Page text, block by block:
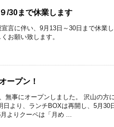
/30まで休業します
言に伴い、9月13日～30日まで休業
お願い致します。
ープン！
無事にオープンしました。 沢山の方
日より、ランチBOXは再開し、5月30
よりクーペは「月め ...